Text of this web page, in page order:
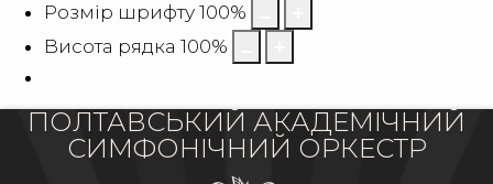
Розмір шрифту 100%
Висота рядка 100%
ПОЛТАВСЬКИЙ АКАДЕМІЧНИЙ
СИМФОНІЧНИЙ ОРКЕСТР